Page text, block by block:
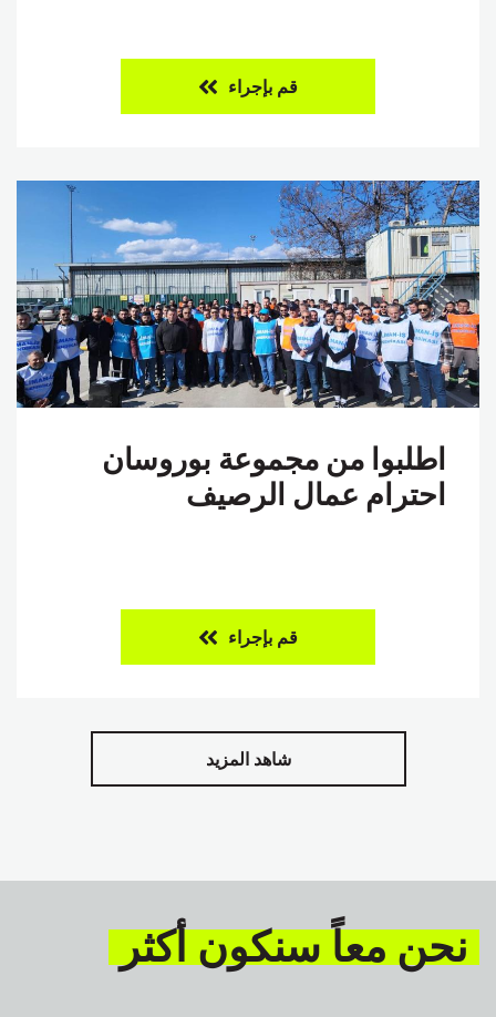
قم بإجراء
اطلبوا من مجموعة بوروسان
احترام عمال الرصيف
قم بإجراء
شاهد المزيد
نحن معاً سنكون أكثر